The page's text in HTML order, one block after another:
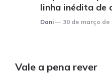
linha inédita de
Posted
Dani 30 de março de
Vale a pena rever